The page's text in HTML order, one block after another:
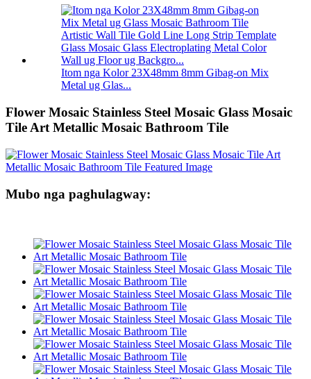
Itom nga Kolor 23X48mm 8mm Gibag-on Mix
Metal ug Glas...
Flower Mosaic Stainless Steel Mosaic Glass Mosaic
Tile Art Metallic Mosaic Bathroom Tile
Mubo nga paghulagway: